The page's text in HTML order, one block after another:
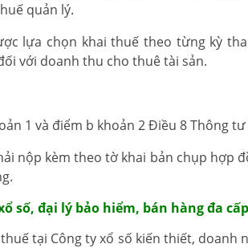
quản lý.
lựa chọn khai thuế theo từng kỳ
với doanh thu cho thuê tài sản.
1 và điểm b khoản 2 Điều 8 Thông tư
nộp kèm theo tờ khai bản chụp hợp
số, đại lý bảo hiểm, bán hàng đa cấp
tại Công ty xổ số kiến thiết, doanh